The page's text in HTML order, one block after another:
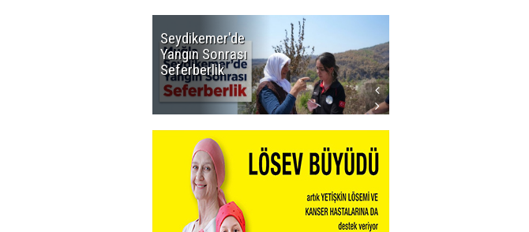
Seydikemer'de
Yangın Sonrası
Seferberlik